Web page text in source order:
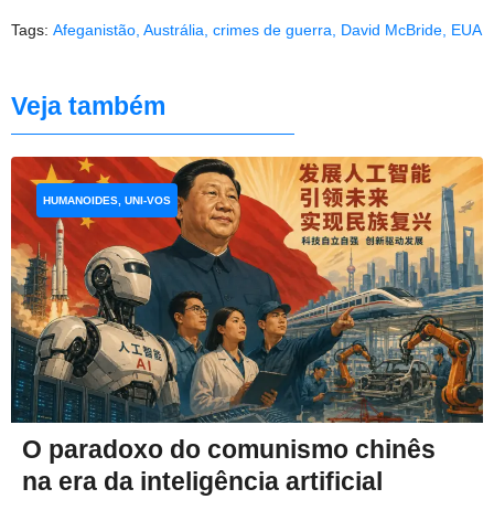
Tags: Afeganistão, Austrália, crimes de guerra, David McBride, EUA
Veja também
O paradoxo do comunismo chinês
na era da inteligência artificial
HUMANOIDES, UNI-VOS